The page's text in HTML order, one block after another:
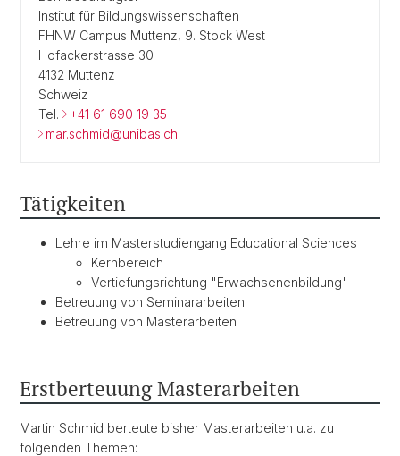
Institut für Bildungswissenschaften
FHNW Campus Muttenz, 9. Stock West
Hofackerstrasse 30
4132 Muttenz
Schweiz
Tel.
+41 61 690 19 35
mar.schmid@unibas.ch
Tätigkeiten
Lehre im Masterstudiengang Educational Sciences
Kernbereich
Vertiefungsrichtung "Erwachsenenbildung"
Betreuung von Seminararbeiten
Betreuung von Masterarbeiten
Erstberteuung Masterarbeiten
Martin Schmid berteute bisher Masterarbeiten u.a. zu
folgenden Themen: